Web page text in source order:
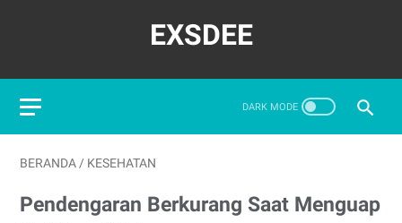
EXSDEE
BERANDA / KESEHATAN
Pendengaran Berkurang Saat Menguap